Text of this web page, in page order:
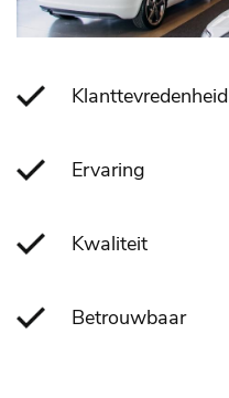
Klanttevredenheid
Ervaring
Kwaliteit
Betrouwbaar